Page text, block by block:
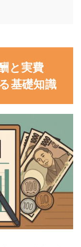
と実費
基礎知識